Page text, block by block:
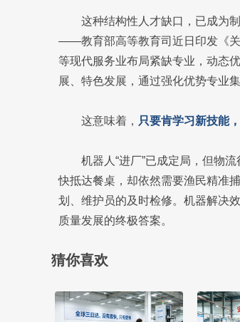
这种结构性人才缺口，已成为
——教育部高等教育司近日印发《关
等现代服务业布局紧缺专业，动态
展、特色发展，通过强化优势专业
这意味着， 只要肯学习新技能
机器人“进厂”已成定局，但物
快抵达餐桌，却依然需要渔民精准
划、维护员的及时检修。机器解决
质量发展的终极答案。
猜你喜欢